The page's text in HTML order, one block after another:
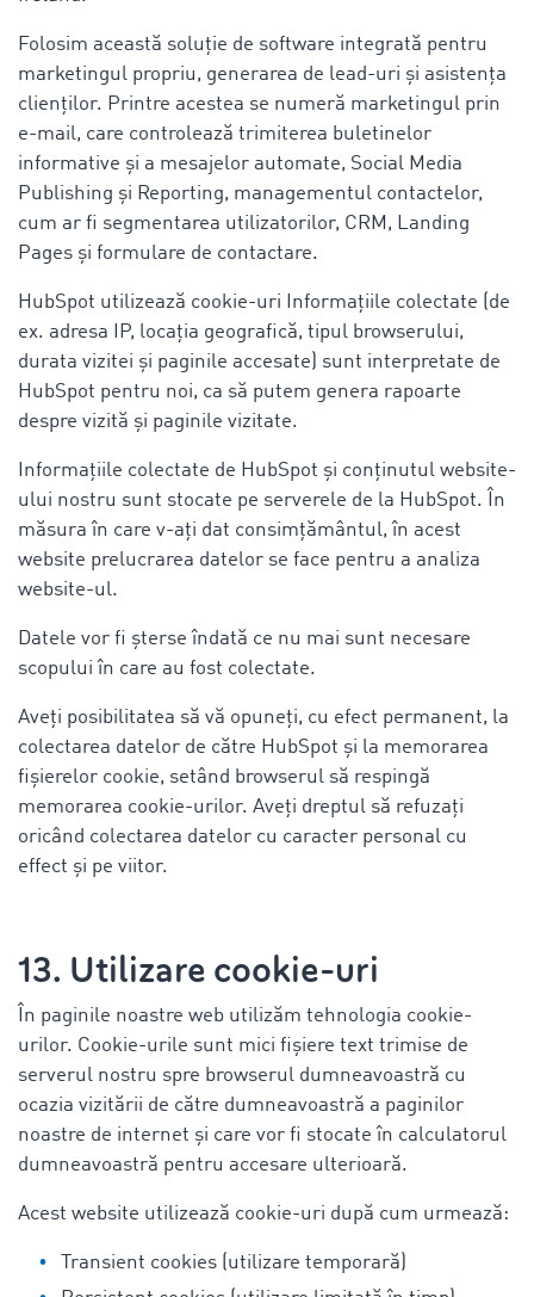
Folosim această soluție de software integrată pentru
marketingul propriu, generarea de lead-uri și asistența
clienților. Printre acestea se numeră marketingul prin
e-mail, care controlează trimiterea buletinelor
informative și a mesajelor automate, Social Media
Publishing și Reporting, managementul contactelor,
cum ar fi segmentarea utilizatorilor, CRM, Landing
Pages și formulare de contactare.
HubSpot utilizează cookie-uri Informațiile colectate (de
ex. adresa IP, locația geografică, tipul browserului,
durata vizitei și paginile accesate) sunt interpretate de
HubSpot pentru noi, ca să putem genera rapoarte
despre vizită și paginile vizitate.
Informațiile colectate de HubSpot și conținutul website-
ului nostru sunt stocate pe serverele de la HubSpot. În
măsura în care v-ați dat consimțământul, în acest
website prelucrarea datelor se face pentru a analiza
website-ul.
Datele vor fi șterse îndată ce nu mai sunt necesare
scopului în care au fost colectate.
Aveți posibilitatea să vă opuneți, cu efect permanent, la
colectarea datelor de către HubSpot și la memorarea
fișierelor cookie, setând browserul să respingă
memorarea cookie-urilor. Aveți dreptul să refuzați
oricând colectarea datelor cu caracter personal cu
effect și pe viitor.
13. Utilizare cookie-uri
În paginile noastre web utilizăm tehnologia cookie-
urilor. Cookie-urile sunt mici fișiere text trimise de
serverul nostru spre browserul dumneavoastră cu
ocazia vizitării de către dumneavoastră a paginilor
noastre de internet și care vor fi stocate în calculatorul
dumneavoastră pentru accesare ulterioară.
Acest website utilizează cookie-uri după cum urmează:
Transient cookies (utilizare temporară)